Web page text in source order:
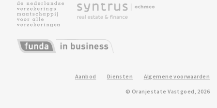
Aanbod Diensten Algemene voorwaarden
© Oranjestate Vastgoed, 2026